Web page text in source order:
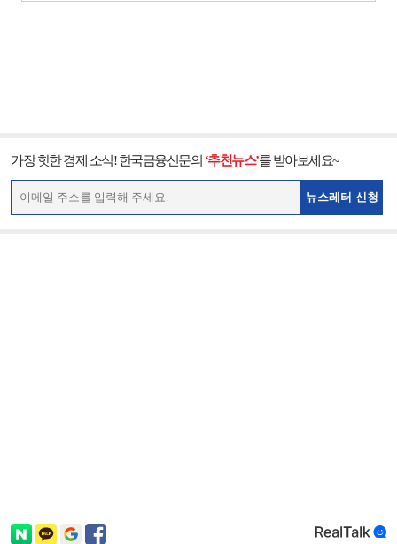
가장 핫한 경제 소식! 한국금융신문의 ‘추천뉴스’를 받아보세요~
뉴스레터 신청